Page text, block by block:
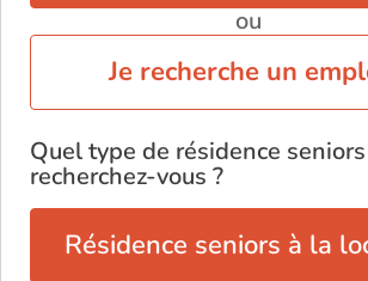
ou
Je recherche un
Quel type de résidence seniors
recherchez-vous ?
Résidence seniors à la